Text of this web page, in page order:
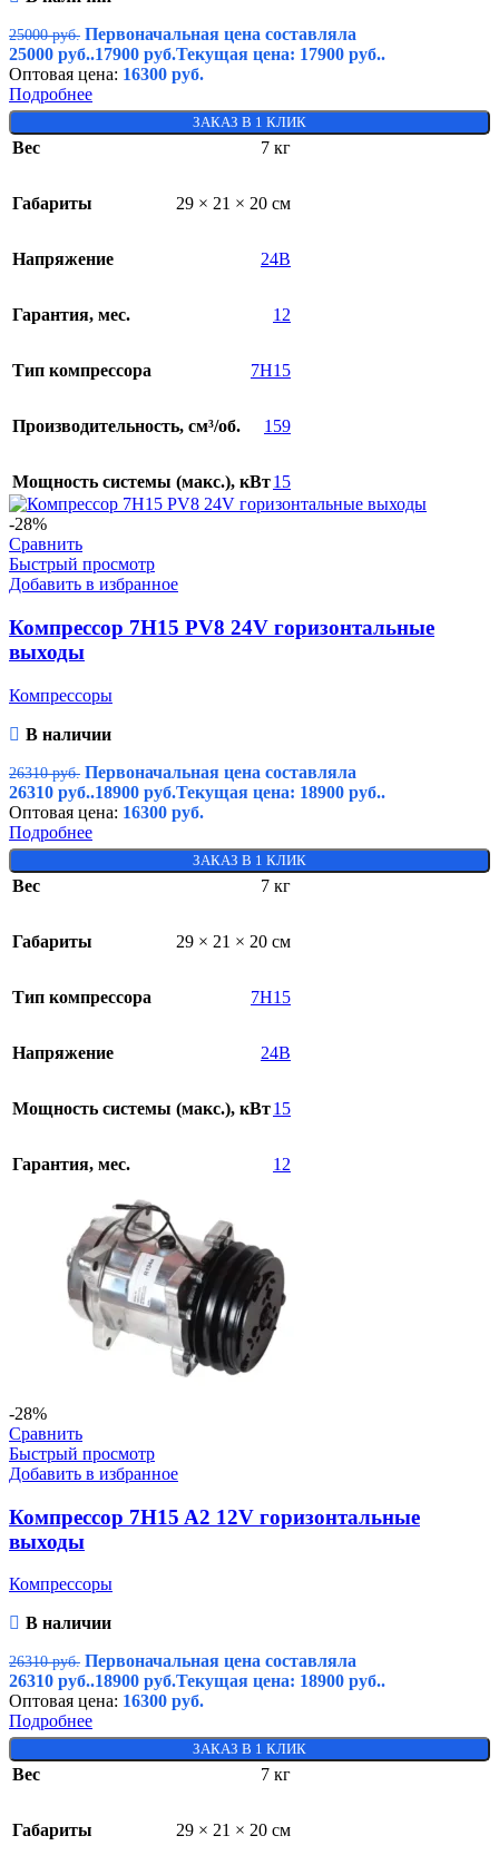
25000руб. Первоначальная цена составляла
25000 руб..17900 руб.Текущая цена: 17900 руб..
Оптовая цена: 16300 руб.
Подробнее
ЗАКАЗ В 1 КЛИК
Вес 7 кг
Габариты 29 × 21 × 20 см
Напряжение 24В
Гарантия, мес. 12
Тип компрессора 7H15
Производительность, см³/об. 159
Мощность системы (макс.), кВт15
-28%
Сравнить
Быстрый просмотр
Добавить в избранное
Компрессор 7H15 PV8 24V горизонтальные
выходы
Компрессоры
В наличии
26310руб. Первоначальная цена составляла
26310 руб..18900 руб.Текущая цена: 18900 руб..
Оптовая цена: 16300 руб.
Подробнее
ЗАКАЗ В 1 КЛИК
Вес 7 кг
Габариты 29 × 21 × 20 см
Тип компрессора 7H15
Напряжение 24В
Мощность системы (макс.), кВт15
Гарантия, мес. 12
-28%
Сравнить
Быстрый просмотр
Добавить в избранное
Компрессор 7H15 A2 12V горизонтальные
выходы
Компрессоры
В наличии
26310руб. Первоначальная цена составляла
26310 руб..18900 руб.Текущая цена: 18900 руб..
Оптовая цена: 16300 руб.
Подробнее
ЗАКАЗ В 1 КЛИК
Вес 7 кг
Габариты 29 × 21 × 20 см